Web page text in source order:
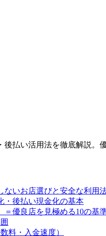
払い活用法を徹底解説。
ないお店選びと安全な利用
・後払い現金化の基本
＝優良店を見極める10の基
料・入金速度）